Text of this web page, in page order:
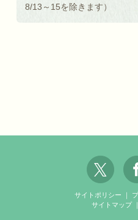
8/13～15を除きます）
サイトポリシー ｜
サイトマップ｜